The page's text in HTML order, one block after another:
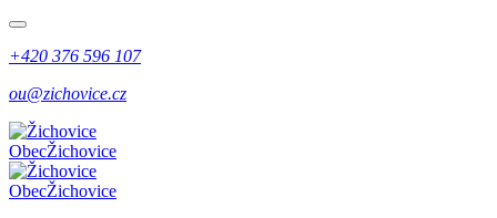
+420 376 596 107
ou@zichovice.cz
ObecŽichovice
ObecŽichovice